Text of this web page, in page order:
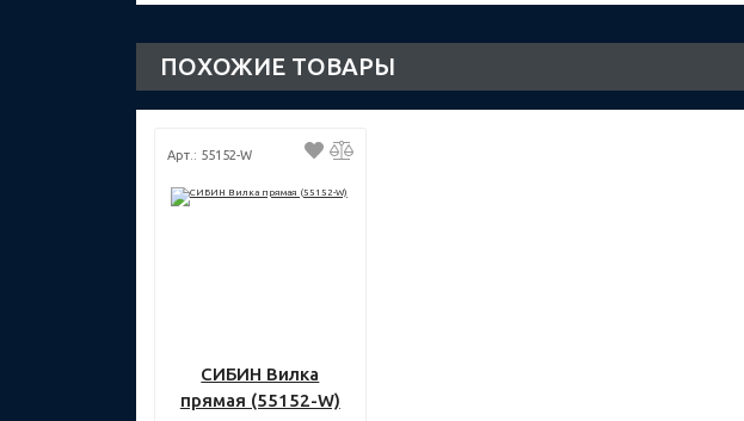
ПОХОЖИЕ ТОВАРЫ
Арт.: 55152-W
СИБИН Вилка
прямая (55152-W)